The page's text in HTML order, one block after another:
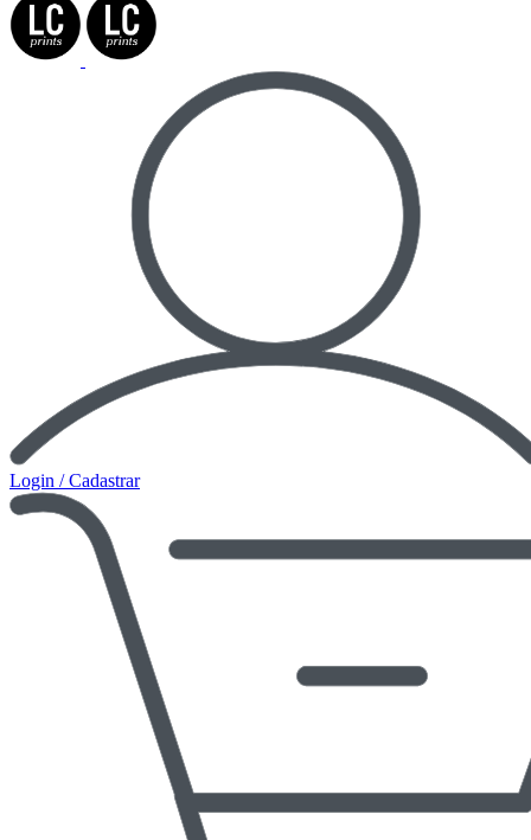
Login / Cadastrar